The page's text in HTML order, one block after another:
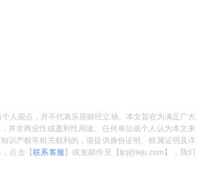
人观点，并不代表乐居财经立场。本文旨在为满足广大
并非商业性或盈利性用途。任何单位或个人认为本文来
识产权等相关权利的，请提供身份证明、权属证明及详
点击【联系客服 】或发邮件至【ljcj@leju.com】，我们